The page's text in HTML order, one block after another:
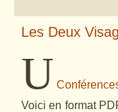
Les Deux
U
Voici en format